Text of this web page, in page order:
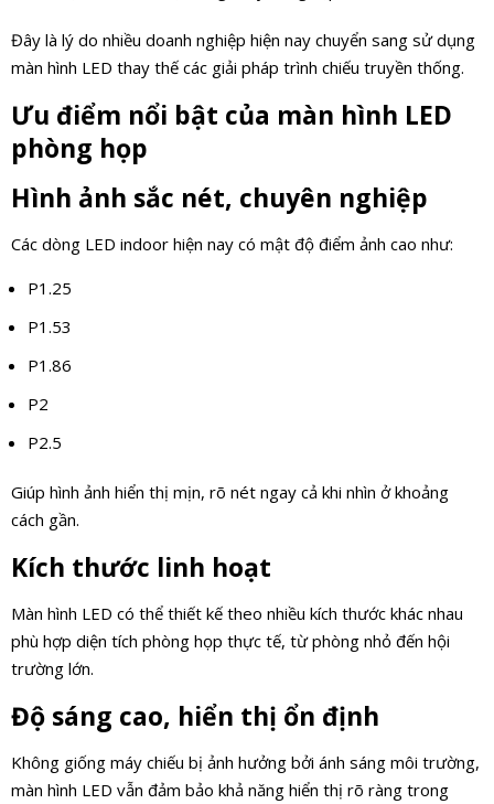
Đây là lý do nhiều doanh nghiệp hiện nay chuyển sang sử dụng
màn hình LED thay thế các giải pháp trình chiếu truyền thống.
Ưu điểm nổi bật của màn hình LED
phòng họp
Hình ảnh sắc nét, chuyên nghiệp
Các dòng LED indoor hiện nay có mật độ điểm ảnh cao như:
P1.25
P1.53
P1.86
P2
P2.5
Giúp hình ảnh hiển thị mịn, rõ nét ngay cả khi nhìn ở khoảng
cách gần.
Kích thước linh hoạt
Màn hình LED có thể thiết kế theo nhiều kích thước khác nhau
phù hợp diện tích phòng họp thực tế, từ phòng nhỏ đến hội
trường lớn.
Độ sáng cao, hiển thị ổn định
Không giống máy chiếu bị ảnh hưởng bởi ánh sáng môi trường,
màn hình LED vẫn đảm bảo khả năng hiển thị rõ ràng trong